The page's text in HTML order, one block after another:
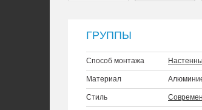
ГРУППЫ
Способ монтажа
Материал
Стиль